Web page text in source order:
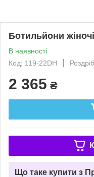
Ботильйони
В наявності
Код: 119-22DH
Роздріб
2 365 ₴
Що таке купити з